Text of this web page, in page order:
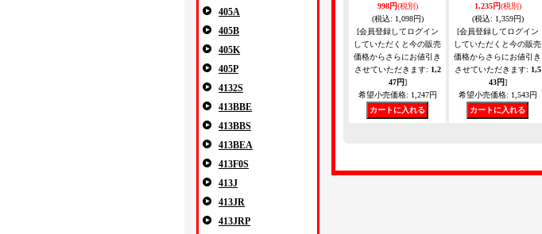
405A
405B
405K
405P
4132S
413BBE
413BBS
413BEA
413F0S
413J
413JR
413JRP
998円(税別)
(税込: 1,098円)
[会員登録してログイン
していただくと今の販売
価格からさらにお値引き
させていただきます: 1,2
47円]
希望小売価格: 1,247円
1,235円(税別)
(税込: 1,359円)
[会員登録してログイン
していただくと今の販売
価格からさらにお値引き
させていただきます: 1,5
43円]
希望小売価格: 1,543円